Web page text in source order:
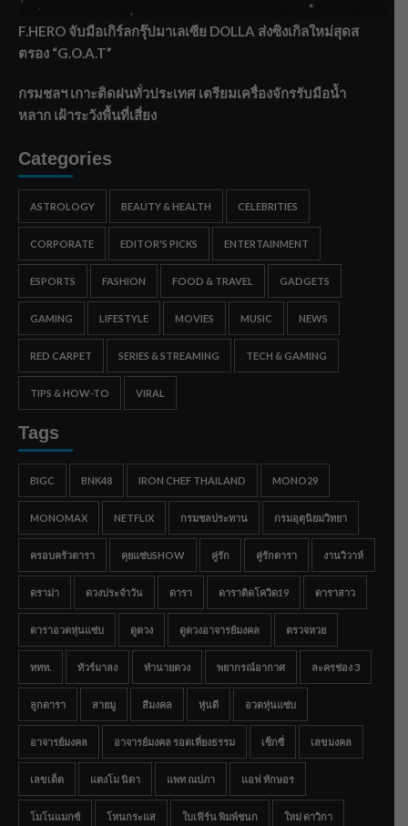
F.HERO จับมือเกิร์ลกรุ๊ปมาเลเซีย DOLLA ส่งซิงเกิลใหม่สุดส
ตรอง “G.O.A.T”
กรมชลฯ เกาะติดฝนทั่วประเทศ เตรียมเครื่องจักรรับมือน้ำ
หลาก เฝ้าระวังพื้นที่เสี่ยง
Categories
ASTROLOGY BEAUTY & HEALTH CELEBRITIES
CORPORATE EDITOR'S PICKS ENTERTAINMENT
ESPORTS FASHION FOOD & TRAVEL GADGETS
GAMING LIFESTYLE MOVIES MUSIC NEWS
RED CARPET SERIES & STREAMING TECH & GAMING
TIPS & HOW-TO VIRAL
Tags
BIGC BNK48 IRON CHEF THAILAND MONO29
MONOMAX NETFLIX กรมชลประทาน กรมอุตุนิยมวิทยา
ครอบครัวดารา คุยแซ่บSHOW คู่รัก คู่รักดารา งานวิวาห์
ดราม่า ดวงประจำวัน ดารา ดาราติดโควิด19 ดาราสาว
ดาราอวดหุ่นแซ่บ ดูดวง ดูดวงอาจารย์มงคล ตรวจหวย
ททท. ทัวร์มาลง ทำนายดวง พยากรณ์อากาศ ละครช่อง 3
ลูกดารา สายมู สีมงคล หุ่นดี อวดหุ่นแซ่บ
อาจารย์มงคล อาจารย์มงคล รอดเที่ยงธรรม เซ็กซี่ เลขมงคล
เลขเด็ด แตงโม นิดา แพท ณปภา แอฟ ทักษอร
โมโนแมกซ์ โหนกระแส ใบเฟิร์น พิมพ์ชนก ใหม่ ดาวิกา